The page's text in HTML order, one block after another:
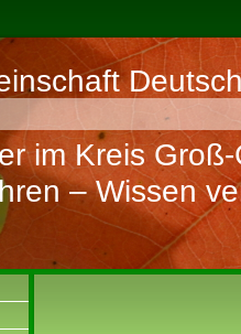
im Kreis
– Wissen